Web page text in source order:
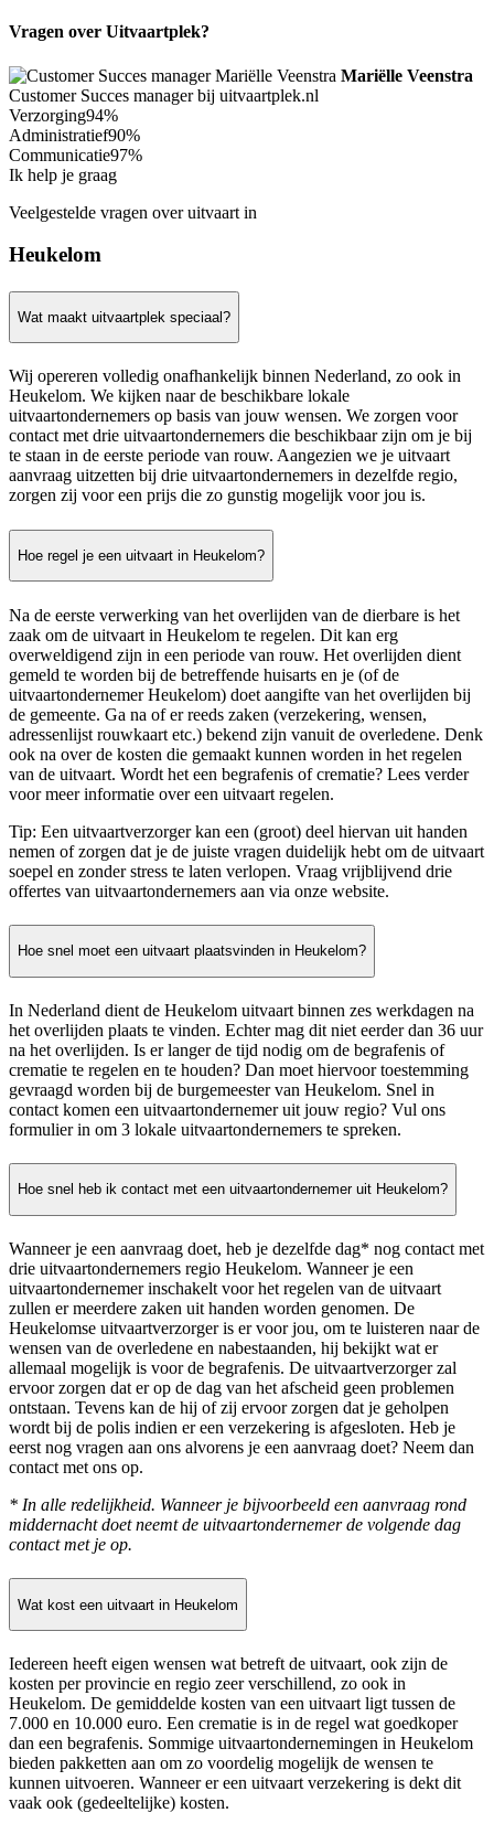
Vragen over Uitvaartplek?
Mariëlle Veenstra
Customer Succes manager bij uitvaartplek.nl
Verzorging94%
Administratief90%
Communicatie97%
Ik help je graag
Veelgestelde vragen over uitvaart in
Heukelom
Wat maakt uitvaartplek speciaal?
Wij opereren volledig onafhankelijk binnen Nederland, zo ook in
Heukelom. We kijken naar de beschikbare lokale
uitvaartondernemers op basis van jouw wensen. We zorgen voor
contact met drie uitvaartondernemers die beschikbaar zijn om je bij
te staan in de eerste periode van rouw. Aangezien we je uitvaart
aanvraag uitzetten bij drie uitvaartondernemers in dezelfde regio,
zorgen zij voor een prijs die zo gunstig mogelijk voor jou is.
Hoe regel je een uitvaart in Heukelom?
Na de eerste verwerking van het overlijden van de dierbare is het
zaak om de uitvaart in Heukelom te regelen. Dit kan erg
overweldigend zijn in een periode van rouw. Het overlijden dient
gemeld te worden bij de betreffende huisarts en je (of de
uitvaartondernemer Heukelom) doet aangifte van het overlijden bij
de gemeente. Ga na of er reeds zaken (verzekering, wensen,
adressenlijst rouwkaart etc.) bekend zijn vanuit de overledene. Denk
ook na over de kosten die gemaakt kunnen worden in het regelen
van de uitvaart. Wordt het een begrafenis of crematie? Lees verder
voor meer informatie over een uitvaart regelen.
Tip: Een uitvaartverzorger kan een (groot) deel hiervan uit handen
nemen of zorgen dat je de juiste vragen duidelijk hebt om de uitvaart
soepel en zonder stress te laten verlopen. Vraag vrijblijvend drie
offertes van uitvaartondernemers aan via onze website.
Hoe snel moet een uitvaart plaatsvinden in Heukelom?
In Nederland dient de Heukelom uitvaart binnen zes werkdagen na
het overlijden plaats te vinden. Echter mag dit niet eerder dan 36 uur
na het overlijden. Is er langer de tijd nodig om de begrafenis of
crematie te regelen en te houden? Dan moet hiervoor toestemming
gevraagd worden bij de burgemeester van Heukelom. Snel in
contact komen een uitvaartondernemer uit jouw regio? Vul ons
formulier in om 3 lokale uitvaartondernemers te spreken.
Hoe snel heb ik contact met een uitvaartondernemer uit Heukelom?
Wanneer je een aanvraag doet, heb je dezelfde dag* nog contact met
drie uitvaartondernemers regio Heukelom. Wanneer je een
uitvaartondernemer inschakelt voor het regelen van de uitvaart
zullen er meerdere zaken uit handen worden genomen. De
Heukelomse uitvaartverzorger is er voor jou, om te luisteren naar de
wensen van de overledene en nabestaanden, hij bekijkt wat er
allemaal mogelijk is voor de begrafenis. De uitvaartverzorger zal
ervoor zorgen dat er op de dag van het afscheid geen problemen
ontstaan. Tevens kan de hij of zij ervoor zorgen dat je geholpen
wordt bij de polis indien er een verzekering is afgesloten. Heb je
eerst nog vragen aan ons alvorens je een aanvraag doet? Neem dan
contact met ons op.
* In alle redelijkheid. Wanneer je bijvoorbeeld een aanvraag rond
middernacht doet neemt de uitvaartondernemer de volgende dag
contact met je op.
Wat kost een uitvaart in Heukelom
Iedereen heeft eigen wensen wat betreft de uitvaart, ook zijn de
kosten per provincie en regio zeer verschillend, zo ook in
Heukelom. De gemiddelde kosten van een uitvaart ligt tussen de
7.000 en 10.000 euro. Een crematie is in de regel wat goedkoper
dan een begrafenis. Sommige uitvaartondernemingen in Heukelom
bieden pakketten aan om zo voordelig mogelijk de wensen te
kunnen uitvoeren. Wanneer er een uitvaart verzekering is dekt dit
vaak ook (gedeeltelijke) kosten.